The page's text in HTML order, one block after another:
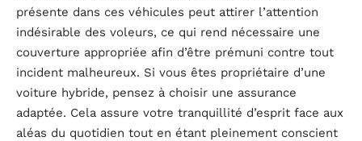
présente dans ces véhicules peut attirer l’attention
indésirable des voleurs, ce qui rend nécessaire une
couverture appropriée afin d’être prémuni contre tout
incident malheureux. Si vous êtes propriétaire d’une
voiture hybride, pensez à choisir une assurance
adaptée. Cela assure votre tranquillité d’esprit face aux
aléas du quotidien tout en étant pleinement conscient